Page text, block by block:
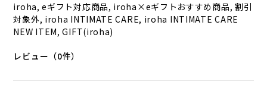
iroha, eギフト対応商品, iroha×eギフトおすすめ商品, 割引
対象外, iroha INTIMATE CARE, iroha INTIMATE CARE
NEW ITEM, GIFT(iroha)
レビュー（0件）